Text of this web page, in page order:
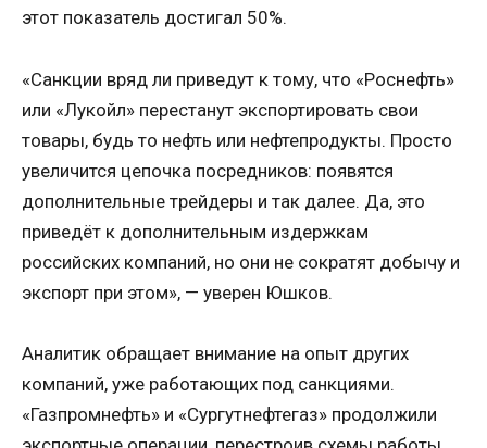
этот показатель достигал 50%.
«Санкции вряд ли приведут к тому, что «Роснефть»
или «Лукойл» перестанут экспортировать свои
товары, будь то нефть или нефтепродукты. Просто
увеличится цепочка посредников: появятся
дополнительные трейдеры и так далее. Да, это
приведёт к дополнительным издержкам
российских компаний, но они не сократят добычу и
экспорт при этом», — уверен Юшков.
Аналитик обращает внимание на опыт других
компаний, уже работающих под санкциями.
«Газпромнефть» и «Сургутнефтегаз» продолжили